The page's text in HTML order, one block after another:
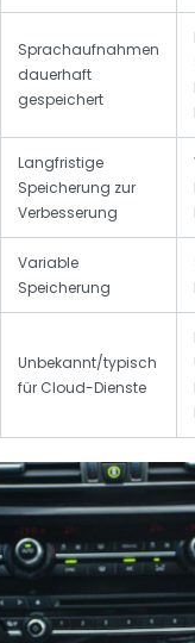
Sprachaufnahmen
dauerhaft
gespeichert
Langfristige
Speicherung zur
Verbesserung
Variable
Speicherung
Unbekannt/typisch
für Cloud-Dienste